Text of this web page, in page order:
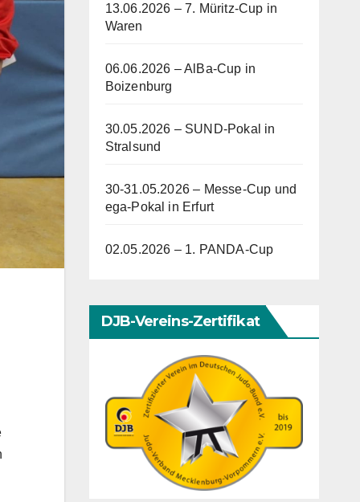
13.06.2026 – 7. Müritz-Cup in
Waren
06.06.2026 – AlBa-Cup in
Boizenburg
30.05.2026 – SUND-Pokal in
Stralsund
30-31.05.2026 – Messe-Cup und
ega-Pokal in Erfurt
02.05.2026 – 1. PANDA-Cup
DJB-Vereins-Zertifikat